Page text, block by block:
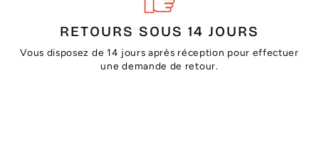
RETOURS SOUS 14 JOURS
Vous disposez de 14 jours après réception pour effectuer
une demande de retour.